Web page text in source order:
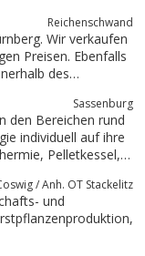
auf einen hohen
breites...
Reichenschwand
Wir verkaufen
Preisen. Ebenfalls
des
Sassenburg
den Bereichen rund
Kamine, Grundöfen...
/ Anh. OT Stackelitz
und